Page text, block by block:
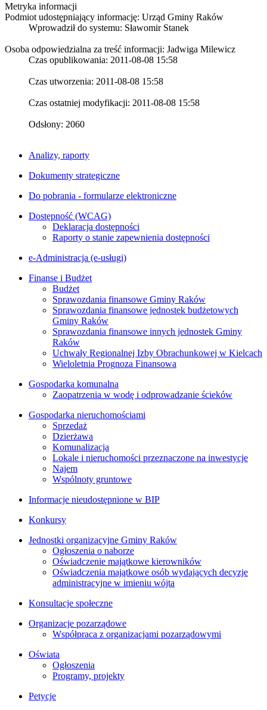
Metryka informacji
Podmiot udostępniający informację: Urząd Gminy Raków
Wprowadził do systemu: Sławomir Stanek
Osoba odpowiedzialna za treść informacji: Jadwiga Milewicz
Czas opublikowania: 2011-08-08 15:58
Czas utworzenia: 2011-08-08 15:58
Czas ostatniej modyfikacji: 2011-08-08 15:58
Odsłony: 2060
Analizy, raporty
Dokumenty strategiczne
Do pobrania - formularze elektroniczne
Dostępność (WCAG)
Deklaracja dostępności
Raporty o stanie zapewnienia dostępności
e-Administracja (e-usługi)
Finanse i Budżet
Budżet
Sprawozdania finansowe Gminy Raków
Sprawozdania finansowe jednostek budżetowych
Gminy Raków
Sprawozdania finansowe innych jednostek Gminy
Raków
Uchwały Regionalnej Izby Obrachunkowej w Kielcach
Wieloletnia Prognoza Finansowa
Gospodarka komunalna
Zaopatrzenia w wodę i odprowadzanie ścieków
Gospodarka nieruchomościami
Sprzedaż
Dzierżawa
Komunalizacja
Lokale i nieruchomości przeznaczone na inwestycje
Najem
Wspólnoty gruntowe
Informacje nieudostępnione w BIP
Konkursy
Jednostki organizacyjne Gminy Raków
Ogłoszenia o naborze
Oświadczenie majątkowe kierowników
Oświadczenia majątkowe osób wydających decyzje
administracyjne w imieniu wójta
Konsultacje społeczne
Organizacje pozarządowe
Współpraca z organizacjami pozarządowymi
Oświata
Ogłoszenia
Programy, projekty
Petycje